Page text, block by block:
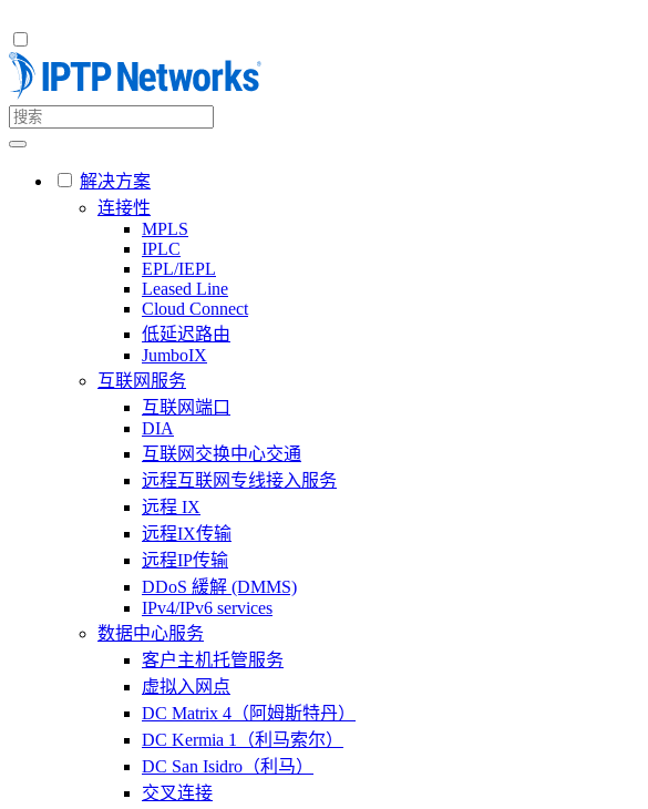
解决方案
连接性
MPLS
IPLC
EPL/IEPL
Leased Line
Cloud Connect
低延迟路由
JumboIX
互联网服务
互联网端口
DIA
互联网交换中心交通
远程互联网专线接入服务
远程 IX
远程IX传输
远程IP传输
DDoS 緩解 (DMMS)
IPv4/IPv6 services
数据中心服务
客户主机托管服务
虚拟入网点
DC Matrix 4（阿姆斯特丹）
DC Kermia 1（利马索尔）
DC San Isidro（利马）
交叉连接